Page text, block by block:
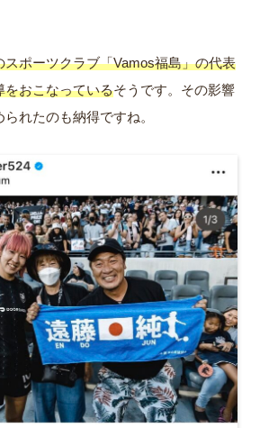
スポーツクラブ「Vamos福島」の代表
をおこなっているそうです。その影響
れたのも納得ですね。